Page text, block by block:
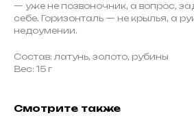
— уже не позвоночник, а вопрос,
себе. Горизонталь — не крылья, а
недоумении.
Состав: латунь, золото, рубины
Вес: 15 г
Смотрите также